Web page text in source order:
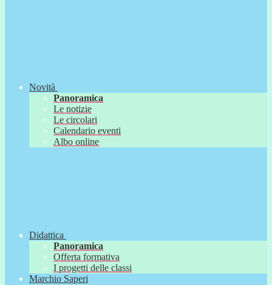
Novità
Panoramica
Le notizie
Le circolari
Calendario eventi
Albo online
Didattica
Panoramica
Offerta formativa
I progetti delle classi
Marchio Saperi